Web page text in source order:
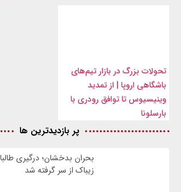
تحولات بزرگ در بازار تیم‌های
باشگاهی اروپا | از تمدید
وینیسیوس تا توافق رودری با
بارسلونا
پر بازدیدترین ها
بحران بدخشان؛ درگیری
زیباک از سر گرفته شد